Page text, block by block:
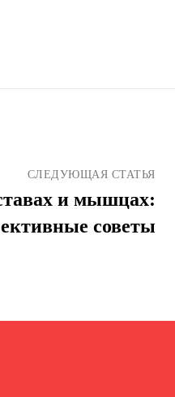
СЛЕДУЮЩАЯ СТАТЬЯ
и мышцах:
советы